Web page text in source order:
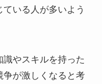
いる人が多いよう
やスキルを持った
が激しくなると考